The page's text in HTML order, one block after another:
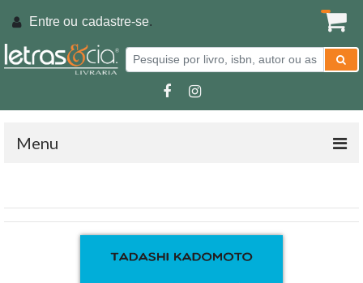
Entre ou cadastre-se.
Menu